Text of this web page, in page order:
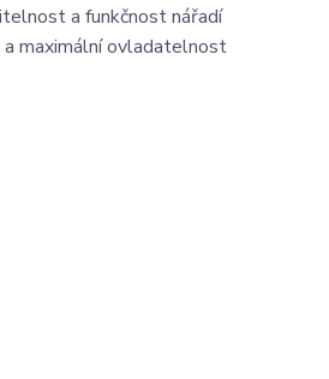
a funkčnost nářadí
a maximální ovladatelnost